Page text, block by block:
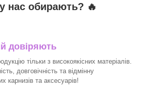
нас обирають? 🔥
довіряють
тільки з високоякісних матеріалів.
довговічність та відмінну
карнизів та аксесуарів!​